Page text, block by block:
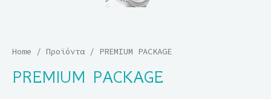
Home / Προϊόντα / PREMIUM PACKAGE
PREMIUM PACKAGE